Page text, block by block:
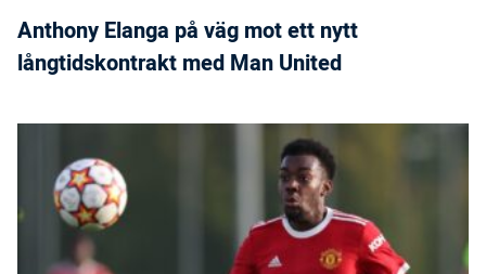
Anthony Elanga på väg mot ett nytt
långtidskontrakt med Man United